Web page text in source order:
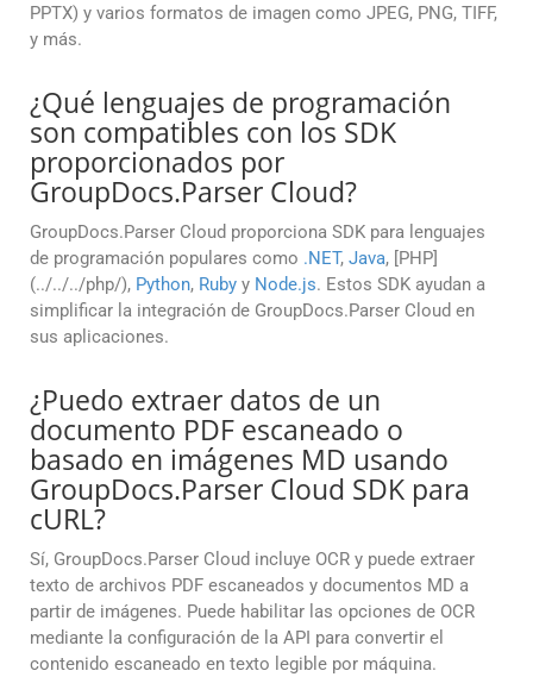
PPTX) y varios formatos de imagen como JPEG, PNG, TIFF,
y más.
¿Qué lenguajes de programación
son compatibles con los SDK
proporcionados por
GroupDocs.Parser Cloud?
GroupDocs.Parser Cloud proporciona SDK para lenguajes
de programación populares como .NET, Java, [PHP]
(../../../php/), Python, Ruby y Node.js. Estos SDK ayudan a
simplificar la integración de GroupDocs.Parser Cloud en
sus aplicaciones.
¿Puedo extraer datos de un
documento PDF escaneado o
basado en imágenes MD usando
GroupDocs.Parser Cloud SDK para
cURL?
Sí, GroupDocs.Parser Cloud incluye OCR y puede extraer
texto de archivos PDF escaneados y documentos MD a
partir de imágenes. Puede habilitar las opciones de OCR
mediante la configuración de la API para convertir el
contenido escaneado en texto legible por máquina.